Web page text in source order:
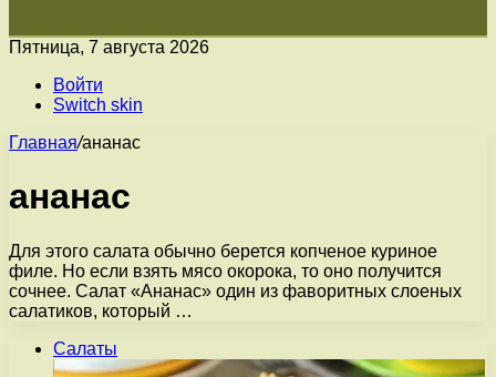
Пятница, 7 августа 2026
Войти
Switch skin
Главная/ананас
ананас
Для этого салата обычно берется копченое куриное
филе. Но если взять мясо окорока, то оно получится
сочнее. Салат «Ананас» один из фаворитных слоеных
салатиков, который …
Салаты